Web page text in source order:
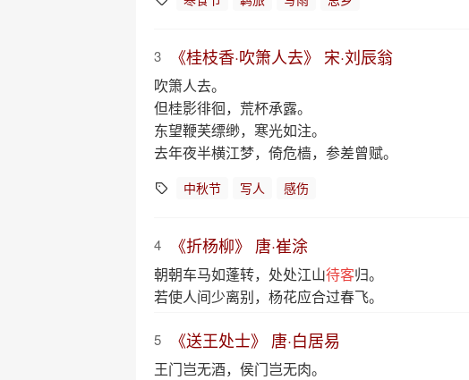
3 《桂枝香·吹箫人去》 宋·刘辰翁
吹箫人去。
但桂影徘徊，荒杯承露。
东望鞭芙缥缈，寒光如注。
去年夜半横江梦，倚危樯，参差曾赋。
中秋节 写人 感伤
4 《折杨柳》 唐·崔涂
朝朝车马如蓬转，处处江山待客归。
若使人间少离别，杨花应合过春飞。
5 《送王处士》 唐·白居易
王门岂无酒，侯门岂无肉。